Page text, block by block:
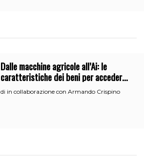
Dalle macchine agricole all’Ai: le
caratteristiche dei beni per accedere
all’iperammortamento
di in collaborazione con Armando Crispino